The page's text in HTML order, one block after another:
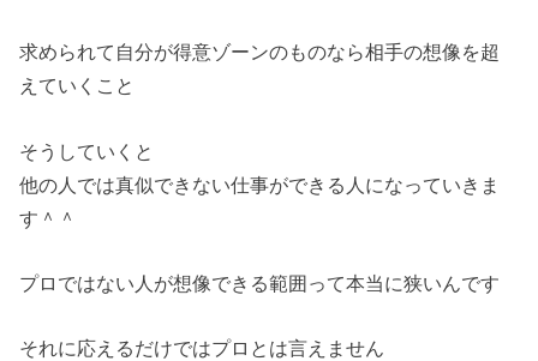
求められて自分が得意ゾーンのものなら相手の想像を超
えていくこと
そうしていくと
他の人では真似できない仕事ができる人になっていきま
す＾＾
プロではない人が想像できる範囲って本当に狭いんです
それに応えるだけではプロとは言えません